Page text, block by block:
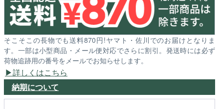
そこそこの長物でも送料870円!ヤマト・佐川でのお届けとなりま
す。一部は小型商品・メール便対応でさらに割引。発送時には必ず
荷物追跡用の番号をメールでお知らせします。
詳しくはこちら
納期について